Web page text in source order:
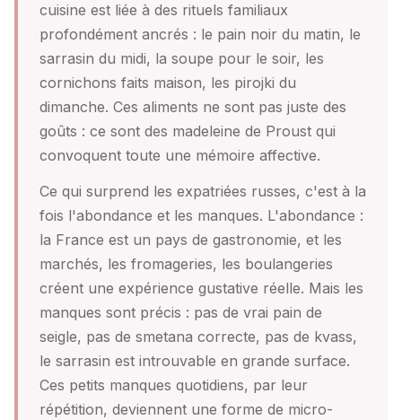
cuisine est liée à des rituels familiaux
profondément ancrés : le pain noir du matin, le
sarrasin du midi, la soupe pour le soir, les
cornichons faits maison, les pirojki du
dimanche. Ces aliments ne sont pas juste des
goûts : ce sont des madeleine de Proust qui
convoquent toute une mémoire affective.
Ce qui surprend les expatriées russes, c'est à la
fois l'abondance et les manques. L'abondance :
la France est un pays de gastronomie, et les
marchés, les fromageries, les boulangeries
créent une expérience gustative réelle. Mais les
manques sont précis : pas de vrai pain de
seigle, pas de smetana correcte, pas de kvass,
le sarrasin est introuvable en grande surface.
Ces petits manques quotidiens, par leur
répétition, deviennent une forme de micro-